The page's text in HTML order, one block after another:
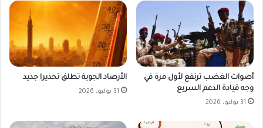
أصوات الغضب ترتفع لأول مرة في
وجه قيادة الدعم السريع
31 يوليو، 2026
الأرصاد الجوية تطلق تحذيرا جديد
31 يوليو، 2026